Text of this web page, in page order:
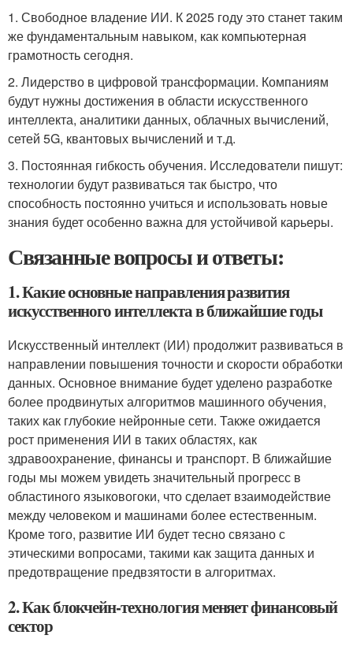
1. Свободное владение ИИ. К 2025 году это станет таким
же фундаментальным навыком, как компьютерная
грамотность сегодня.
2. Лидерство в цифровой трансформации. Компаниям
будут нужны достижения в области искусственного
интеллекта, аналитики данных, облачных вычислений,
сетей 5G, квантовых вычислений и т.д.
3. Постоянная гибкость обучения. Исследователи пишут:
технологии будут развиваться так быстро, что
способность постоянно учиться и использовать новые
знания будет особенно важна для устойчивой карьеры.
Связанные вопросы и ответы:
1. Какие основные направления развития
искусственного интеллекта в ближайшие годы
Искусственный интеллект (ИИ) продолжит развиваться в
направлении повышения точности и скорости обработки
данных. Основное внимание будет уделено разработке
более продвинутых алгоритмов машинного обучения,
таких как глубокие нейронные сети. Также ожидается
рост применения ИИ в таких областях, как
здравоохранение, финансы и транспорт. В ближайшие
годы мы можем увидеть значительный прогресс в
областиного языковогоки, что сделает взаимодействие
между человеком и машинами более естественным.
Кроме того, развитие ИИ будет тесно связано с
этическими вопросами, такими как защита данных и
предотвращение предвзятости в алгоритмах.
2. Как блокчейн-технология меняет финансовый
сектор